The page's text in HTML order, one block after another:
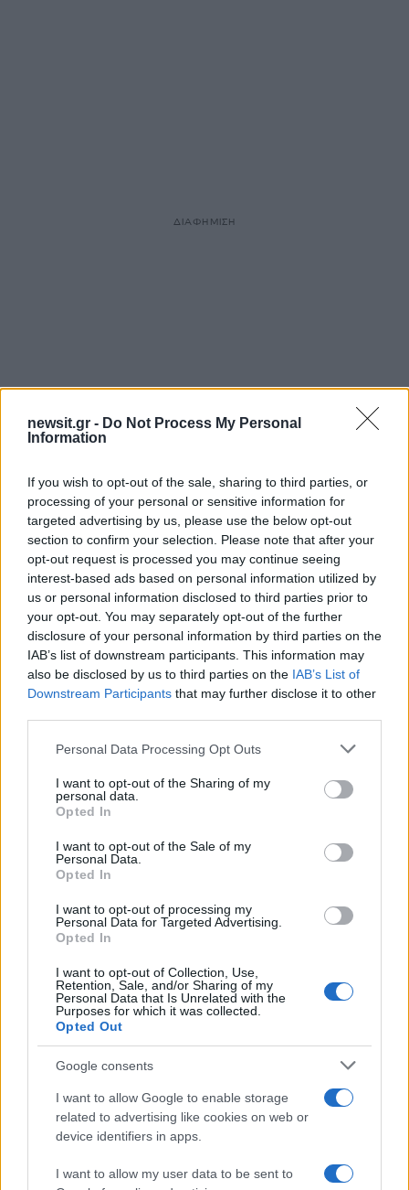
newsit.gr - Do Not Process My Personal
Information
If you wish to opt-out of the sale, sharing to third parties, or
processing of your personal or sensitive information for
targeted advertising by us, please use the below opt-out
section to confirm your selection. Please note that after your
opt-out request is processed you may continue seeing
interest-based ads based on personal information utilized by
us or personal information disclosed to third parties prior to
your opt-out. You may separately opt-out of the further
disclosure of your personal information by third parties on the
IAB’s list of downstream participants. This information may
also be disclosed by us to third parties on the IAB’s List of
Downstream Participants that may further disclose it to other
Please note that this website/app uses one or more Google
not limited to your visit or usage behaviour. You may click to
grant or deny consent to Google and its third-party tags to
use your data for below specified purposes in below Google
consent section.
Personal Data Processing Opt Outs
I want to opt-out of the Sharing of my
personal data.
Opted In
I want to opt-out of the Sale of my
Personal Data.
Opted In
I want to opt-out of processing my
Personal Data for Targeted Advertising.
Opted In
I want to opt-out of Collection, Use,
Retention, Sale, and/or Sharing of my
Personal Data that Is Unrelated with the
Purposes for which it was collected.
Opted Out
Google consents
I want to allow Google to enable storage
related to advertising like cookies on web or
device identifiers in apps.
I want to allow my user data to be sent to
ΔΙΑΦΗΜΙΣΗ
Σχόλια
Σχολίασε εδώ
Υποβολή σχολίου
Αν τα χάσατε
Ανησυχία από το ξέσπασμα
του ιού του Δυτικού Νείλου
- «Καμπανάκι» από τον
για την προστασία της
δημόσιας υγείας
Σοκαριστική υπόθεση
Κρήτη: Τουρίστας
ασελγήσει σε
αμέριμνο σε αυλή
επιχείρησης